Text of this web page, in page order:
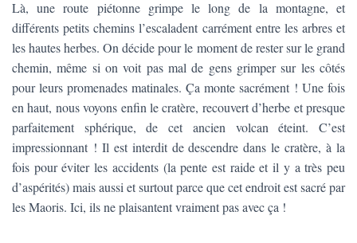
Là, une route piétonne grimpe le long de la montagne, et
différents petits chemins l’escaladent carrément entre les arbres et
les hautes herbes. On décide pour le moment de rester sur le grand
chemin, même si on voit pas mal de gens grimper sur les côtés
pour leurs promenades matinales. Ça monte sacrément ! Une fois
en haut, nous voyons enfin le cratère, recouvert d’herbe et presque
parfaitement sphérique, de cet ancien volcan éteint. C’est
impressionnant ! Il est interdit de descendre dans le cratère, à la
fois pour éviter les accidents (la pente est raide et il y a très peu
d’aspérités) mais aussi et surtout parce que cet endroit est sacré par
les Maoris. Ici, ils ne plaisantent vraiment pas avec ça !